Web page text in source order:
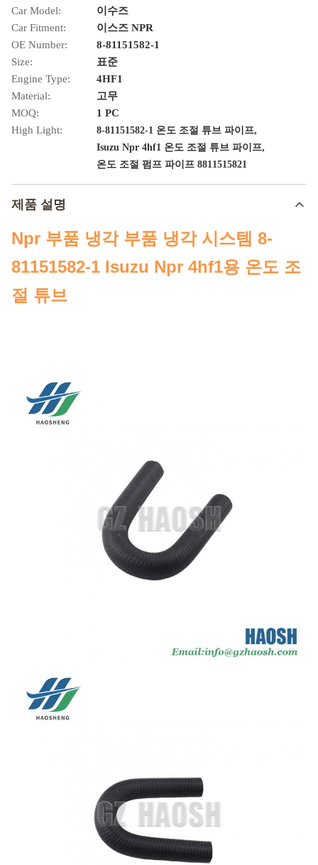
Car Model:
이수즈
Car Fitment:
이스즈 NPR
OE Number:
8-81151582-1
Size:
표준
Engine Type:
4HF1
Material:
고무
MOQ:
1 PC
High Light:
8-81151582-1 온도 조절 튜브 파이프,
Isuzu Npr 4hf1 온도 조절 튜브 파이프,
온도 조절 펌프 파이프 8811515821
제품 설명
Npr 부품 냉각 부품 냉각 시스템 8-
81151582-1 Isuzu Npr 4hf1용 온도 조
절 튜브